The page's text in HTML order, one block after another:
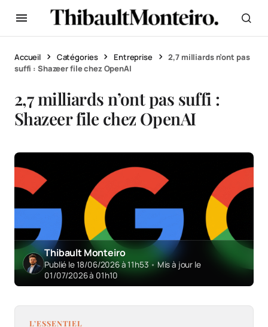
Accueil Catégories Entreprise
2,7 milliards n’ont pas
suffi : Shazeer file chez OpenAI
2,7 milliards n’ont pas suffi :
Shazeer file chez OpenAI
Thibault Monteiro
Publié le 18/06/2026 à 11h53•Mis à jour le
01/07/2026 à 01h10
L’ESSENTIEL